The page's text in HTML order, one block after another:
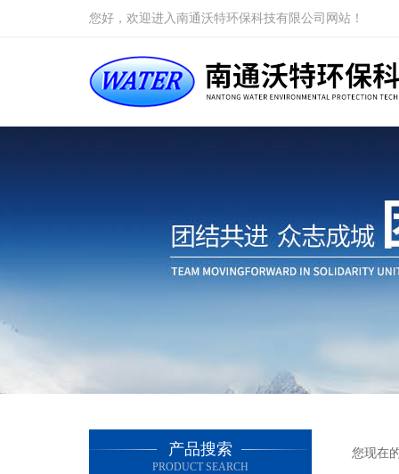
您好，欢迎进入南通沃特环保科技有限公司网站！
产品搜索
PRODUCT SEARCH
您现在